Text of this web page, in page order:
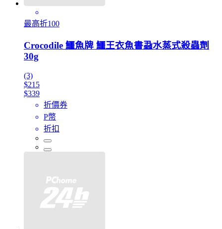
最高折100
Crocodile 鱷魚牌 鱷王衣魚書蝨水蒸式殺蟲劑
30g
(3)
$215
$339
折價券
P幣
折扣